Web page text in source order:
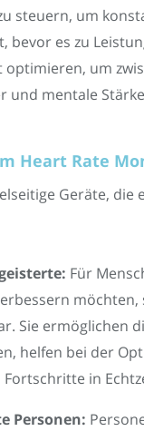
steuern, um
bevor es zu
um
und mentale
Heart Rate
Geräte,
Für
möchten,
Sie ermöglichen
helfen bei der
in
Personen: